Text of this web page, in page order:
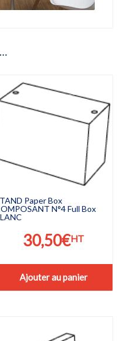
Paper Box
N°4 Full Box
30,50€HT
Ajouter au panier